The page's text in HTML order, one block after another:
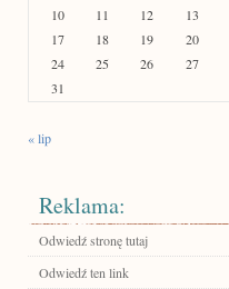
10
11 12 13
17
18 19 20
24
25 26 27
31
« lip
Reklama:
Odwiedź stronę tutaj
Odwiedź ten link